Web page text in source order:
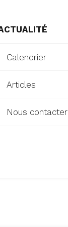
Calendrier
Articles
Nous contacter